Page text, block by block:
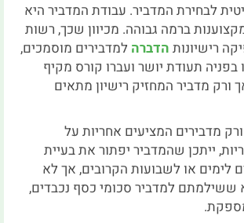
לבחירת המדביר. עבודת המדביר היא
ברמה גבוהה. מכיוון שכך, רשות
רישיונות הדברה למדבירים מוסמכים,
תעודת יושר ועברו קורס מקיף
ורק מדביר המחזיק רישיון מתאים
מדבירים המציעים אחריות על
ייתכן שהמדביר יפתור את בעיית
לימים או לשבועות הקרובים, אך לא
ששילמתם למדביר סכומי כסף נכבדים,